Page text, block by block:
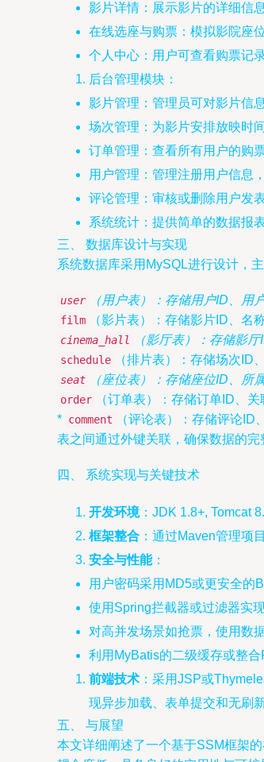
影片详情：展示影片的详细信
在线选座与购票：模拟影院座
个人中心：用户可查看购票记
后台管理模块：
影片管理：管理员可对影片信
场次管理：为影片安排放映时
订单管理：查看所有用户的购
用户管理：管理注册用户信息
评论管理：审核或删除用户发
系统统计：提供简单的数据报
三、 数据库设计与实现
系统数据库采用MySQL进行设计，
user （用户表）：存储用户ID、用
film （影片表）：存储影片ID、名
cinema_hall （影厅表）：存储影
schedule （排片表）：存储场次ID
seat （座位表）：存储座位ID、所
order
（订单表）：存储订单ID、
* comment
（评论表）：存储评论ID
表之间通过外键关联，确保数据的
四、 系统实现与关键技术
开发环境：JDK 1.8+, Tomcat
框架整合 ：通过Maven管理项
安全与性能：
用户密码采用MD5或更安全的
使用Spring拦截器或过滤器实
对高并发场景如抢票，使用数
利用MyBatis的二级缓存或整
前端技术 ：采用JSP或
现异步加载、表单提交和无刷
五、 与展望
本文详细阐述了一个基于SSM框架